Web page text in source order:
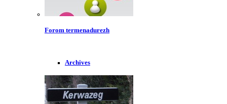
Forom termenadurezh
Archives